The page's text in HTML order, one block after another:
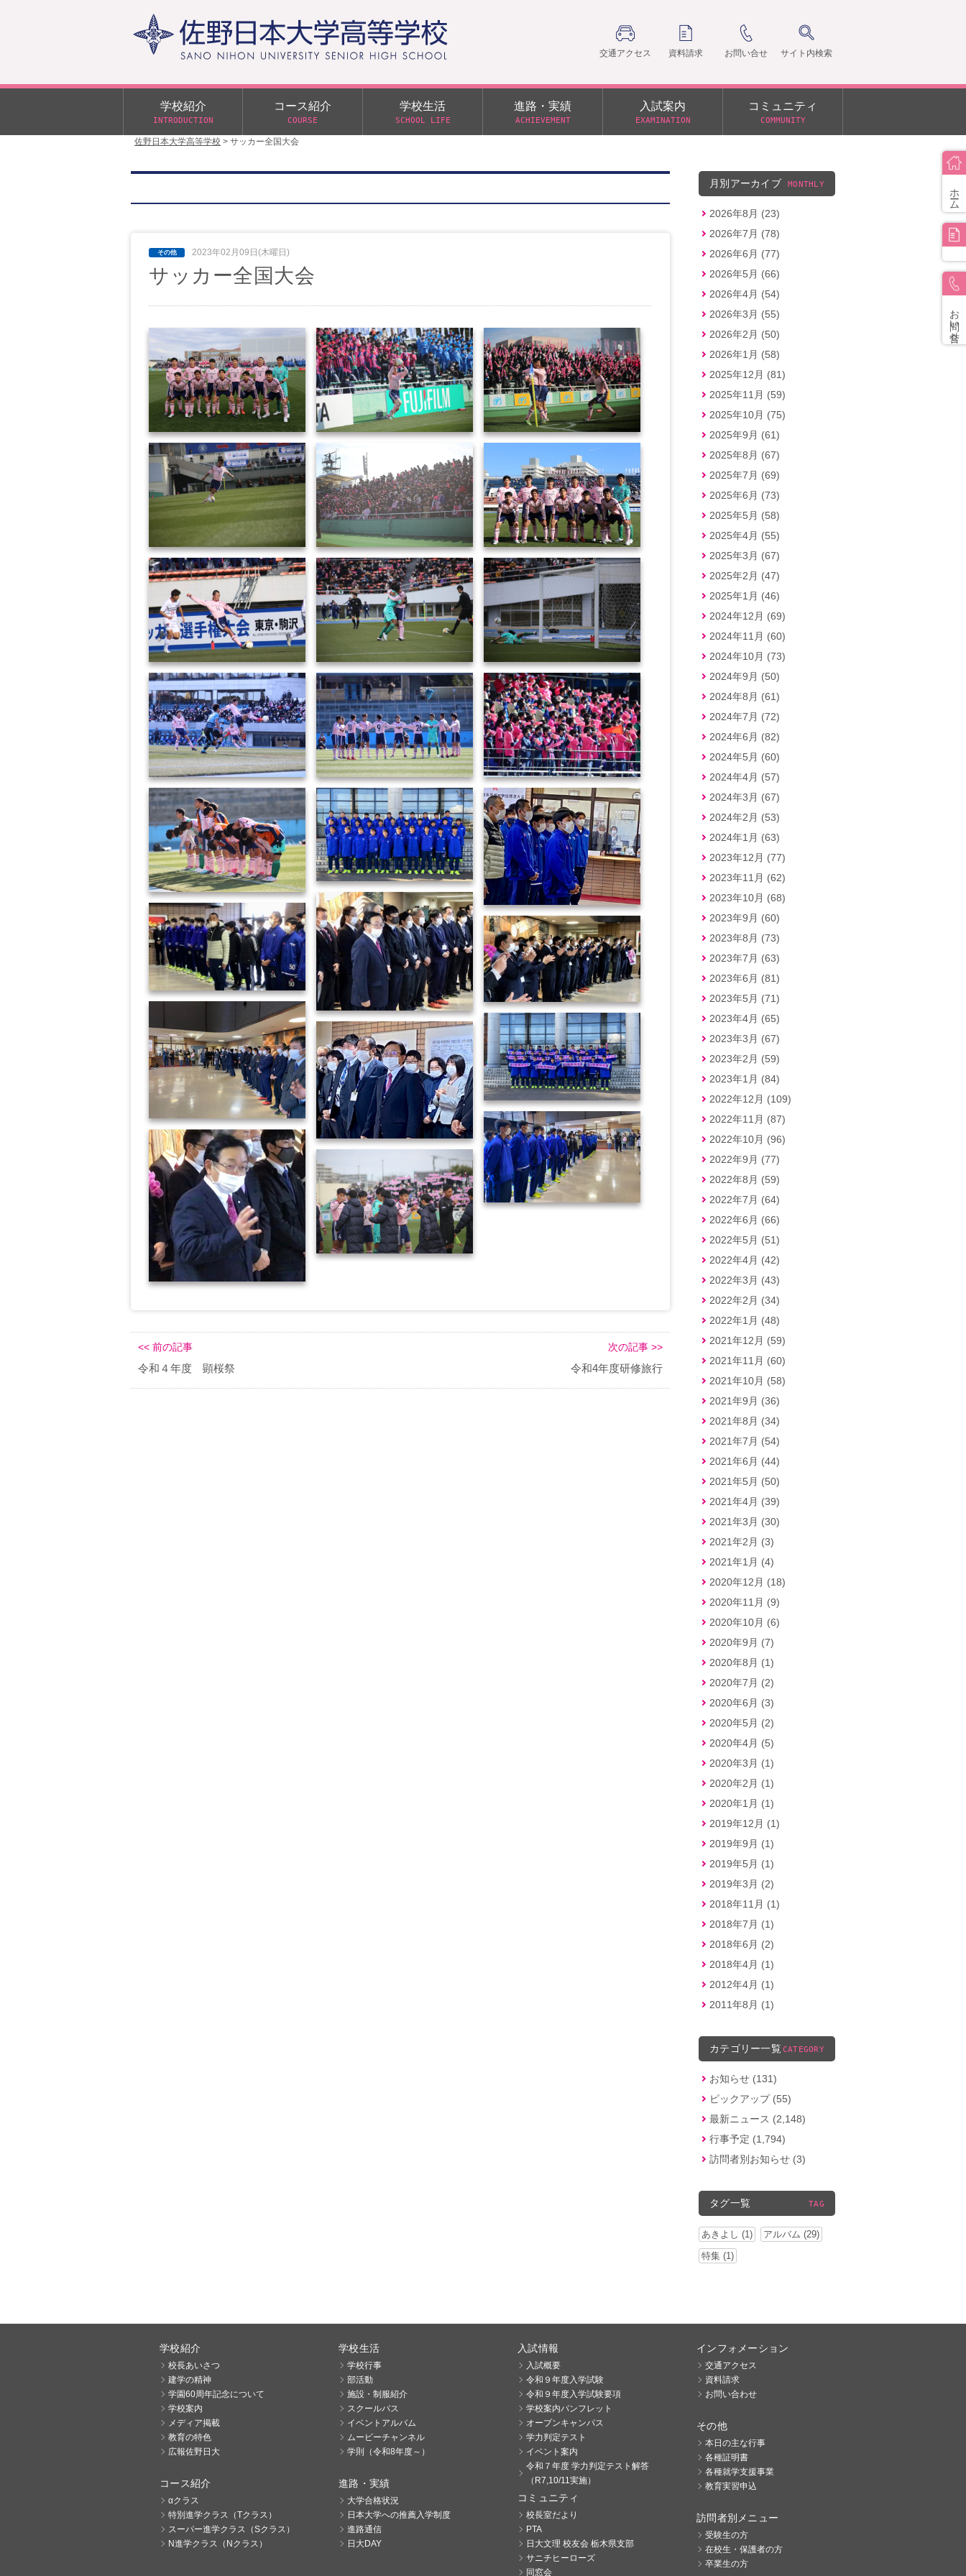
ホーム
お問い合せ
交通アクセス 資料請求 お問い合せ サイト内検索
佐野日本大学高等学校 > サッカー全国大会
学校紹介
INTRODUCTION
学校案内 メディア掲載 教育の特色
コース紹介
COURSE
αクラス 特別進学クラス（Tクラス）
ス）
学校生活
SCHOOL LIFE
スクールバス イベントアルバム ムービーチャンネル
進路・実績
ACHIEVEMENT
日大DAY
入試案内
EXAMINATION
学校案内パンフレット オープンキャンパス 学力判定テスト
イベント案内
コミュニティ
COMMUNITY
サニチヒーローズ 同窓会 桜美会
2023年02月09日(木曜日)
サッカー全国大会
IMG_8012 (1)
D189CA3B7DD7
<< 前の記事
令和４年度 顕桜祭
次の記事 >>
令和4年度研修旅行
月別アーカイブ MONTHLY
2026年8月 (23)
2026年7月 (78)
2026年6月 (77)
2026年5月 (66)
2026年4月 (54)
2026年3月 (55)
2026年2月 (50)
2026年1月 (58)
2025年12月 (81)
2025年11月 (59)
2025年10月 (75)
2025年9月 (61)
2025年8月 (67)
2025年7月 (69)
2025年6月 (73)
2025年5月 (58)
2025年4月 (55)
2025年3月 (67)
2025年2月 (47)
2025年1月 (46)
2024年12月 (69)
2024年11月 (60)
2024年10月 (73)
2024年9月 (50)
2024年8月 (61)
2024年7月 (72)
2024年6月 (82)
2024年5月 (60)
2024年4月 (57)
2024年3月 (67)
2024年2月 (53)
2024年1月 (63)
2023年12月 (77)
2023年11月 (62)
2023年10月 (68)
2023年9月 (60)
2023年8月 (73)
2023年7月 (63)
2023年6月 (81)
2023年5月 (71)
2023年4月 (65)
2023年3月 (67)
2023年2月 (59)
2023年1月 (84)
2022年12月 (109)
2022年11月 (87)
2022年10月 (96)
2022年9月 (77)
2022年8月 (59)
2022年7月 (64)
2022年6月 (66)
2022年5月 (51)
2022年4月 (42)
2022年3月 (43)
2022年2月 (34)
2022年1月 (48)
2021年12月 (59)
2021年11月 (60)
2021年10月 (58)
2021年9月 (36)
2021年8月 (34)
2021年7月 (54)
2021年6月 (44)
2021年5月 (50)
2021年4月 (39)
2021年3月 (30)
2021年2月 (3)
2021年1月 (4)
2020年12月 (18)
2020年11月 (9)
2020年10月 (6)
2020年9月 (7)
2020年8月 (1)
2020年7月 (2)
2020年6月 (3)
2020年5月 (2)
2020年4月 (5)
2020年3月 (1)
2020年2月 (1)
2020年1月 (1)
2019年12月 (1)
2019年9月 (1)
2019年5月 (1)
2019年3月 (2)
2018年11月 (1)
2018年7月 (1)
2018年6月 (2)
2018年4月 (1)
2012年4月 (1)
2011年8月 (1)
カテゴリー一覧 CATEGORY
お知らせ (131)
ピックアップ (55)
最新ニュース (2,148)
行事予定 (1,794)
訪問者別お知らせ (3)
タグ一覧 TAG
あきよし (1)
アルバム (29)
特集 (1)
学校紹介
校長あいさつ
建学の精神
学園60周年記念について
学校案内
メディア掲載
教育の特色
広報佐野日大
コース紹介
αクラス
特別進学クラス（Tクラス）
スーパー進学クラス（Sクラス）
N進学クラス（Nクラス）
学校生活
学校行事
部活動
施設・制服紹介
スクールバス
イベントアルバム
ムービーチャンネル
学則（令和8年度～）
進路・実績
大学合格状況
日本大学への推薦入学制度
進路通信
日大DAY
入試情報
入試概要
令和９年度入学試験
令和９年度入学試験要項
学校案内パンフレット
オープンキャンパス
学力判定テスト
イベント案内
令和７年度 学力判定テスト解答
（R7,10/11実施）
コミュニティ
校長室だより
PTA
日大文理 校友会 栃木県支部
サニチヒーローズ
同窓会
インフォメーション
交通アクセス
資料請求
お問い合わせ
その他
本日の主な行事
各種証明書
各種就学支援事業
教育実習申込
訪問者別メニュー
受験生の方
在校生・保護者の方
卒業生の方